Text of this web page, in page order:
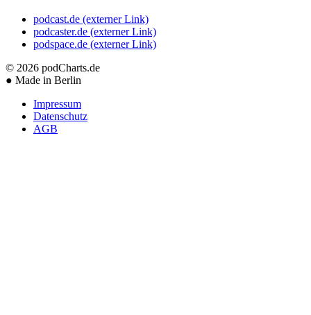
podcast.de (externer Link)
podcaster.de (externer Link)
podspace.de (externer Link)
© 2026 podCharts.de
● Made in Berlin
Impressum
Datenschutz
AGB